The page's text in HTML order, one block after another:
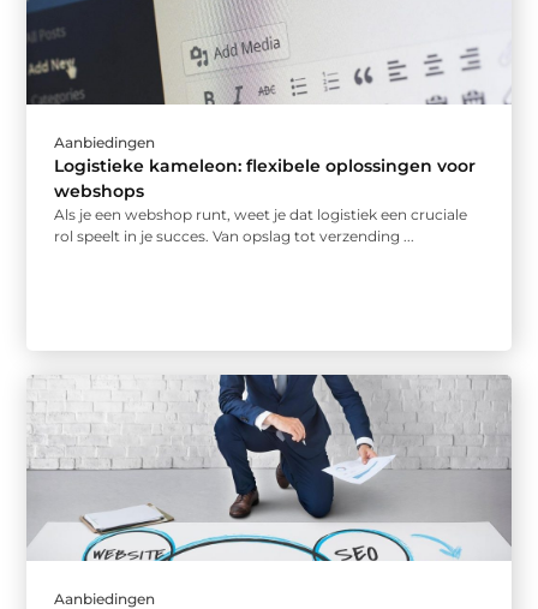
Aanbiedingen
Logistieke kameleon: flexibele oplossingen voor
webshops
Als je een webshop runt, weet je dat logistiek een cruciale
rol speelt in je succes. Van opslag tot verzending ...
Aanbiedingen